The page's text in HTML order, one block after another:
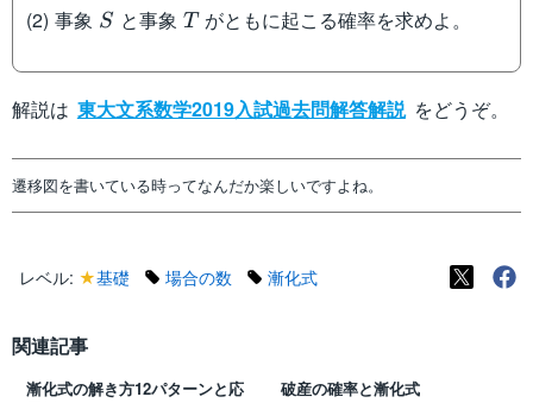
(2) 事象 S
S と事象 T
T がともに起こる確率を求めよ。
解説は 東大文系数学2019入試過去問解答解説 をどうぞ。
遷移図を書いている時ってなんだか楽しいですよね。
レベル: ★基礎 場合の数 漸化式
関連記事
漸化式の解き方12パターンと応
破産の確率と漸化式